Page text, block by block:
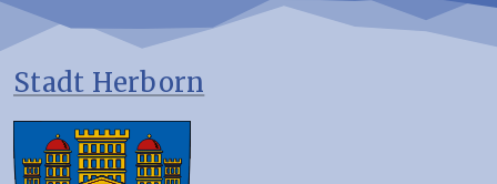
Stadt Herborn